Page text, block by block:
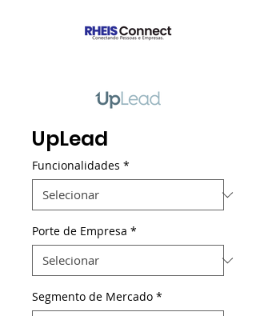
UpLead
Funcionalidades *
Porte de Empresa *
Segmento de Mercado *